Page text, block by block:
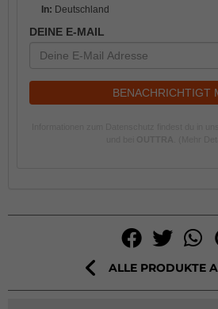
In: Deutschland
DEINE E-MAIL
BENACHRICHTIGT
ALLE PRODUKTE